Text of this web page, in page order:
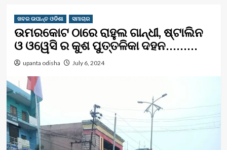
ଖବର ଉପାନ୍ତ ଓଡିଶା ସମାଚାର
ଉମରକୋଟ ଠାରେ ରାହୁଲ ଗାନ୍ଧୀ, ଷ୍ଟାଲିନ
ଓ ଓୱେସି ର କୁଶ ପୁତ୍ତଳିକା ଦହନ………
upanta odisha July 6, 2024